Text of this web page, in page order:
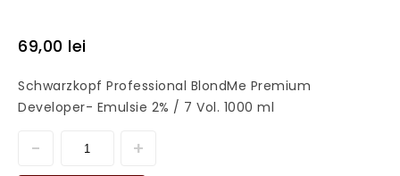
69,00 lei
Schwarzkopf Professional BlondMe Premium
Developer- Emulsie 2% / 7 Vol. 1000 ml